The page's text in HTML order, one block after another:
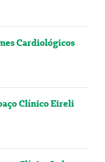
Cardiológicos
Clínico Eireli